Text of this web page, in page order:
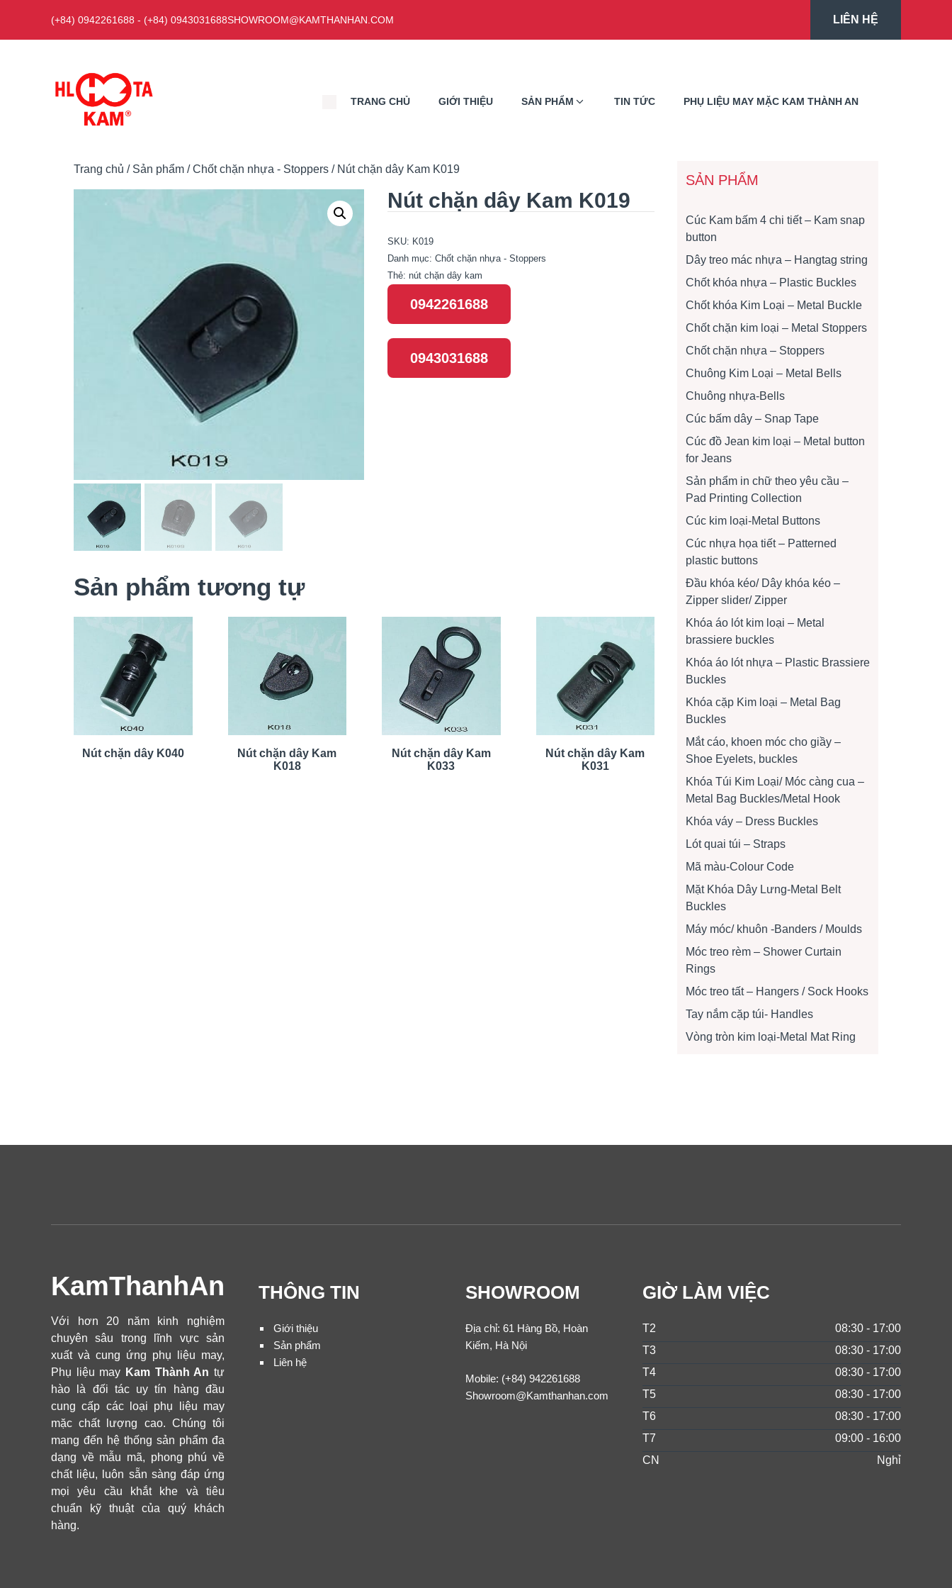
nội
(+84) 0942261688 - (+84) 0943031688SHOWROOM@KAMTHANHAN.COM LIÊN HỆ
TRANG CHỦ GIỚI THIỆU SẢN PHẨM TIN TỨC PHỤ LIỆU MAY MẶC KAM THÀNH AN
Trang chủ / Sản phẩm /Chốt chặn nhựa - Stoppers / Nút chặn dây Kam K019
Nút chặn dây Kam K019
SKU: K019
Danh mục: Chốt chặn nhựa - Stoppers
Thẻ: nút chặn dây kam
0942261688
0943031688
Sản phẩm tương tự
Nút chặn dây K040
Nút chặn dây Kam
K018
Nút chặn dây Kam
K033
Nút chặn dây Kam
K031
SẢN PHẨM
Cúc Kam bấm 4 chi tiết – Kam snap
button
Dây treo mác nhựa – Hangtag string
Chốt khóa nhựa – Plastic Buckles
Chốt khóa Kim Loại – Metal Buckle
Chốt chặn kim loại – Metal Stoppers
Chốt chặn nhựa – Stoppers
Chuông Kim Loại – Metal Bells
Chuông nhựa-Bells
Cúc bấm dây – Snap Tape
Cúc đồ Jean kim loại – Metal button
for Jeans
Sản phẩm in chữ theo yêu cầu –
Pad Printing Collection
Cúc kim loại-Metal Buttons
Cúc nhựa họa tiết – Patterned
plastic buttons
Đầu khóa kéo/ Dây khóa kéo –
Zipper slider/ Zipper
Khóa áo lót kim loại – Metal
brassiere buckles
Khóa áo lót nhựa – Plastic Brassiere
Buckles
Khóa cặp Kim loại – Metal Bag
Buckles
Mắt cáo, khoen móc cho giầy –
Shoe Eyelets, buckles
Khóa Túi Kim Loại/ Móc càng cua –
Metal Bag Buckles/Metal Hook
Khóa váy – Dress Buckles
Lót quai túi – Straps
Mã màu-Colour Code
Mặt Khóa Dây Lưng-Metal Belt
Buckles
Máy móc/ khuôn -Banders / Moulds
Móc treo rèm – Shower Curtain
Rings
Móc treo tất – Hangers / Sock Hooks
Tay nắm cặp túi- Handles
Vòng tròn kim loại-Metal Mat Ring
KamThanhAn
Với hơn 20 năm kinh nghiệm
chuyên sâu trong lĩnh vực sản
xuất và cung ứng phụ liệu may,
Phụ liệu may Kam Thành An tự
hào là đối tác uy tín hàng đầu
cung cấp các loại phụ liệu may
mặc chất lượng cao. Chúng tôi
mang đến hệ thống sản phẩm đa
dạng về mẫu mã, phong phú về
chất liệu, luôn sẵn sàng đáp ứng
mọi yêu cầu khắt khe và tiêu
chuẩn kỹ thuật của quý khách
hàng.
THÔNG TIN
Giới thiệu
Sản phẩm
Liên hệ
SHOWROOM
Địa chỉ: 61 Hàng Bồ, Hoàn
Kiếm, Hà Nội
Mobile: (+84) 942261688
Showroom@Kamthanhan.com
GIỜ LÀM VIỆC
T2
08:30 - 17:00
T3
08:30 - 17:00
T4
08:30 - 17:00
T5
08:30 - 17:00
T6
08:30 - 17:00
T7
09:00 - 16:00
CN
Nghỉ